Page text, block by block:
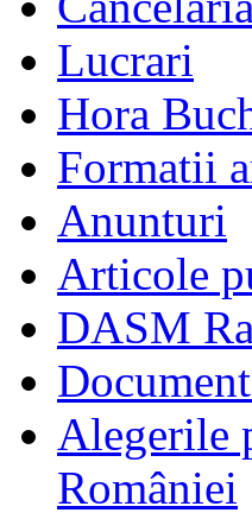
Lucrari
Hora
Formatii
Anunturi
Articole
DASM
Alegerile
României